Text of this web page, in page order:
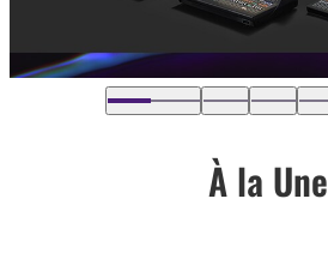
À la Une